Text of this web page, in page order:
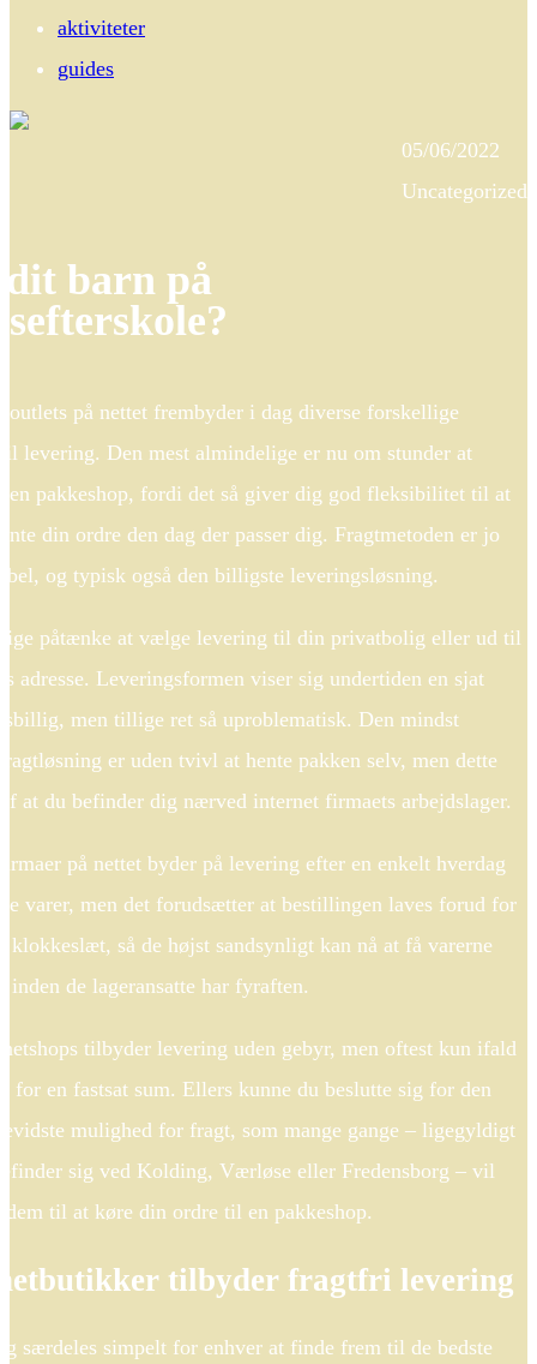
aktiviteter
guides
05/06/2022
Uncategorized
barn på
på nettet frembyder i dag diverse forskellige
levering. Den mest almindelige er nu om stunder at
en pakkeshop, fordi det så giver dig god fleksibilitet til at
din ordre den dag der passer dig. Fragtmetoden er jo
og typisk også den billigste leveringsløsning.
påtænke at vælge levering til din privatbolig eller ud til
adresse. Leveringsformen viser sig undertiden en sjat
men tillige ret så uproblematisk. Den mindst
er uden tvivl at hente pakken selv, men dette
at du befinder dig nærved internet firmaets arbejdslager.
på nettet byder på levering efter en enkelt hverdag
varer, men det forudsætter at bestillingen laves forud for
klokkeslæt, så de højst sandsynligt kan nå at få varerne
inden de lageransatte har fyraften.
tilbyder levering uden gebyr, men oftest kun ifald
for en fastsat sum. Ellers kunne du beslutte sig for den
mulighed for fragt, som mange gange – ligegyldigt
sig ved Kolding, Værløse eller Fredensborg – vil
til at køre din ordre til en pakkeshop.
tilbyder fragtfri levering
særdeles simpelt for enhver at finde frem til de bedste